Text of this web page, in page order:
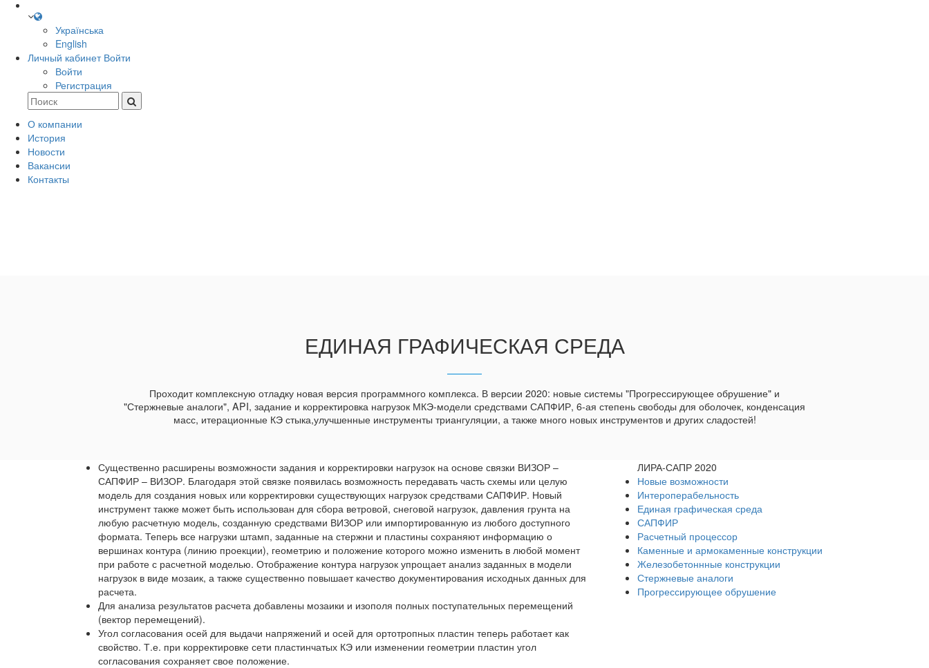
Українська
English
Личный кабинет Войти
Войти
Регистрация
О компании
История
Новости
Вакансии
Контакты
ЕДИНАЯ ГРАФИЧЕСКАЯ СРЕДА
Проходит комплексную отладку новая версия программного комплекса. В версии 2020: новые системы "Прогрессирующее обрушение" и
"Стержневые аналоги", API, задание и корректировка нагрузок МКЭ-модели средствами САПФИР, 6-ая степень свободы для оболочек, конденсация
масс, итерационные КЭ стыка,улучшенные инструменты триангуляции, а также много новых инструментов и других сладостей!
Существенно расширены возможности задания и корректировки нагрузок на основе связки ВИЗОР –
САПФИР – ВИЗОР. Благодаря этой связке появилась возможность передавать часть схемы или целую
модель для создания новых или корректировки существующих нагрузок средствами САПФИР. Новый
инструмент также может быть использован для сбора ветровой, снеговой нагрузок, давления грунта на
любую расчетную модель, созданную средствами ВИЗОР или импортированную из любого доступного
формата. Теперь все нагрузки штамп, заданные на стержни и пластины сохраняют информацию о
вершинах контура (линию проекции), геометрию и положение которого можно изменить в любой момент
при работе с расчетной моделью. Отображение контура нагрузок упрощает анализ заданных в модели
нагрузок в виде мозаик, а также существенно повышает качество документирования исходных данных для
расчета.
Для анализа результатов расчета добавлены мозаики и изополя полных поступательных перемещений
(вектор перемещений).
Угол согласования осей для выдачи напряжений и осей для ортотропных пластин теперь работает как
свойство. Т.е. при корректировке сети пластинчатых КЭ или изменении геометрии пластин угол
согласования сохраняет свое положение.
ЛИРА-САПР 2020
Новые возможности
Интероперабельность
Единая графическая среда
САПФИР
Расчетный процессор
Каменные и армокаменные конструкции
Железобетоннные конструкции
Стержневые аналоги
Прогрессирующее обрушение